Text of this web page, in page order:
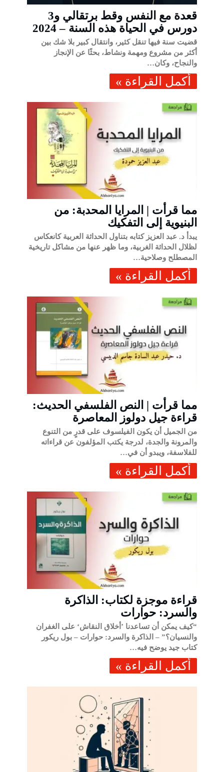
قعدة مع النفس وقط برتقالي و3
دورس في الحياة هذه السنة – 2024
قضيت سنة فيها تنقل كثير، وانتقال كبير بلا شك بين
أكثر من مشروع ومهمة ونشاط، بحثًا عن الإنجاز
والنجاح، وكان…
‫أكمل القراءة »‬
مما قرأت | المرايا المحدبة: من
البنيوية إلى التفكيك
يبدأ د. عبد العزيز كتابه بتناول الحداثة العربية كانعكاس
لظلال الحداثة الغربية، وما ظهر عنها من مشاكل تاريخية
المصطلح وصلاحية…
‫أكمل القراءة »‬
مما قرأت | النص الفلسفي الحديث:
قراءة جيل دولوز المعاصرة
من الجميل أن يكون الفيلسوف على قدرٍ من التنوع
والمرونة والجدة، لدرجة يكتب المؤلفون عن قراءاته
للفلاسفة، ويبدو أن في…
‫أكمل القراءة »‬
قراءة موجزة لكتاب: الذاكرة
والسرد: حوارات
“كيف يمكن أن تساعدنا ’أخلاق النقاش‘ على الغفران
والنسيان؟” – الذاكرة والسرد: حوارات – بول ريكور
كتاب جيد يوضح فيه…
‫أكمل القراءة »‬